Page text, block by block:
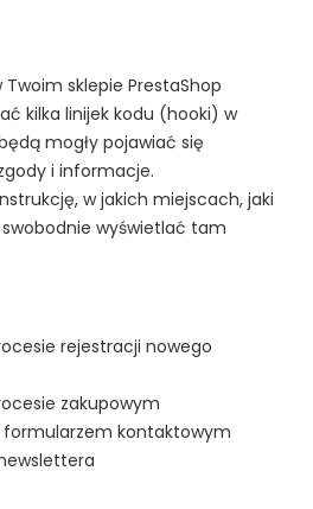
sklepie PrestaShop
kilka linijek kodu (hooki) w
mogły pojawiać się
i informacje.
w jakich miejscach, jaki
wyświetlać tam
rejestracji nowego
zakupowym
formularzem kontaktowym